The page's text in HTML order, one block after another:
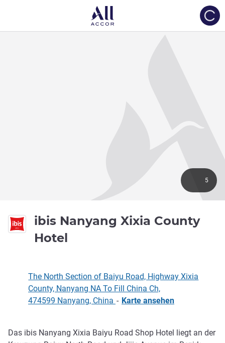
ibis Nanyang Xixia County
Hotel
5
The North Section of Baiyu Road, Highway Xixia
County, Nanyang NA To Fill China Ch,
474599 Nanyang, China - Karte ansehen
Das ibis Nanyang Xixia Baiyu Road Shop Hotel liegt an der